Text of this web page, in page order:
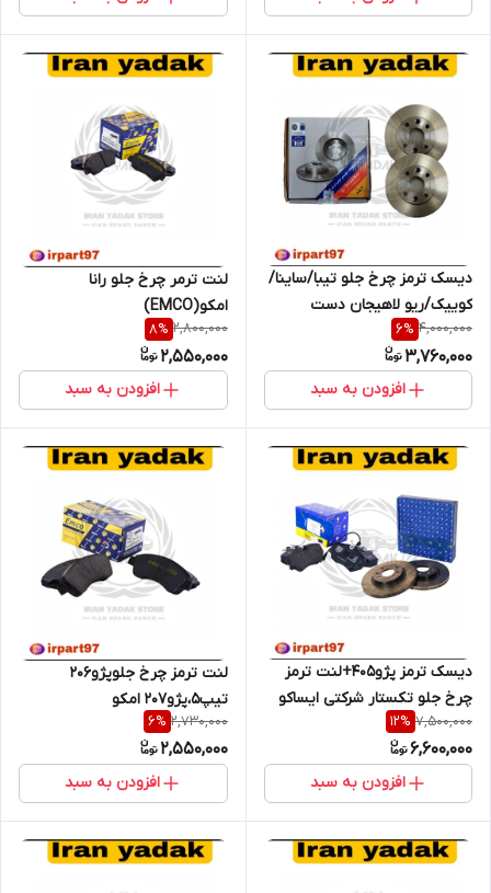
دیسک ترمز چرخ جلو تیبا/ساینا/
کوییک/ریو لاهیجان دست
دوعددی
4,000,000
6%
3,760,000
افزودن به سبد
لنت ترمر چرخ جلو رانا
امکو(EMCO)
2,800,000
8%
2,550,000
افزودن به سبد
دیسک ترمز پژو405+لنت ترمز
چرخ جلو تکستار شرکتی ایساکو
7,500,000
12%
6,600,000
افزودن به سبد
لنت ترمز چرخ جلوپژو206
تیپ5،پژو207 امکو
2,730,000
6%
2,550,000
افزودن به سبد